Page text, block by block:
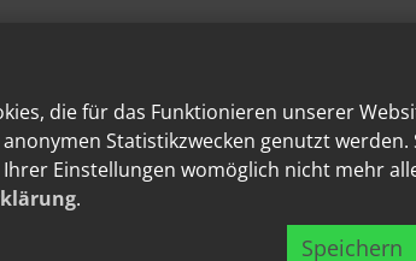
die für das Funktionieren unserer
Statistikzwecken genutzt werden.
Einstellungen womöglich nicht mehr
.
Speichern